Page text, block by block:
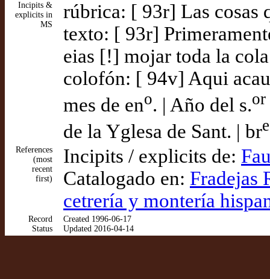
Incipits &
explicits in
MS
rúbrica: [ 93r] Las cosas
texto: [ 93r]
eias [!] mojar toda la
colofón: [ 94v] Aqui
mes de eno. | Año del s.or
de la Yglesa de Sant. | bre
References
(most
recent
first)
Incipits / explicits de:
Catalogado en: Fradejas
cetrería y montería
Record
Status
Created 1996-06-17
Updated 2016-04-14